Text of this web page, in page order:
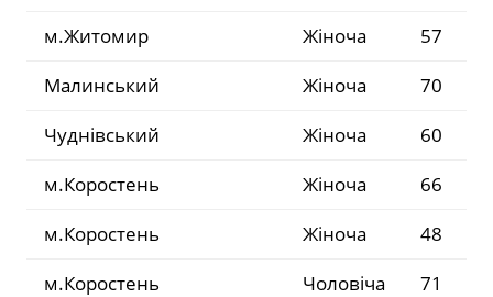
м.Житомир
Жіноча
57
Малинський
Жіноча
70
Чуднівський
Жіноча
60
м.Коростень
Жіноча
66
м.Коростень
Жіноча
48
м.Коростень
Чоловіча
71